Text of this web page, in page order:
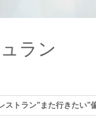
ラン
ストラン"また行きたい"